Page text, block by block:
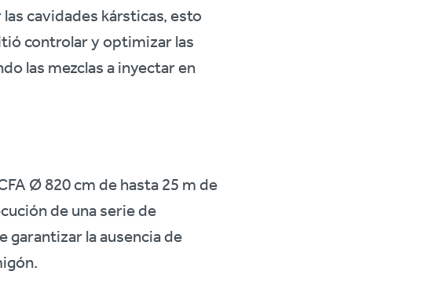
cavidades kársticas, esto
controlar y optimizar las
las mezclas a inyectar en
Ø 820 cm de hasta 25 m de
de una serie de
la ausencia de